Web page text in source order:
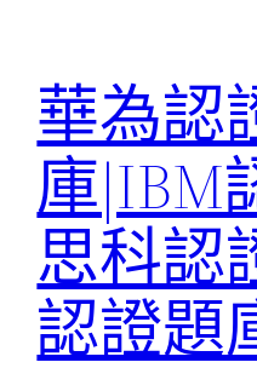
華為認
庫|IBM
思科認
認證題